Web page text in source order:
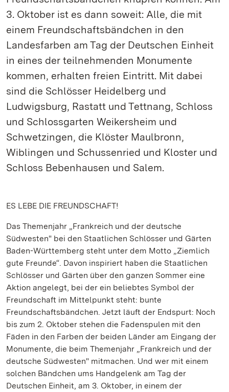
3. Oktober ist es dann soweit: Alle, die mit
einem Freundschaftsbändchen in den
Landesfarben am Tag der Deutschen Einheit
in eines der teilnehmenden Monumente
kommen, erhalten freien Eintritt. Mit dabei
sind die Schlösser Heidelberg und
Ludwigsburg, Rastatt und Tettnang, Schloss
und Schlossgarten Weikersheim und
Schwetzingen, die Klöster Maulbronn,
Wiblingen und Schussenried und Kloster und
Schloss Bebenhausen und Salem.
ES LEBE DIE FREUNDSCHAFT!
Das Themenjahr „Frankreich und der deutsche
Südwesten" bei den Staatlichen Schlösser und Gärten
Baden-Württemberg steht unter dem Motto „Ziemlich
gute Freunde“. Davon inspiriert haben die Staatlichen
Schlösser und Gärten über den ganzen Sommer eine
Aktion angelegt, bei der ein beliebtes Symbol der
Freundschaft im Mittelpunkt steht: bunte
Freundschaftsbändchen. Jetzt läuft der Endspurt: Noch
bis zum 2. Oktober stehen die Fadenspulen mit den
Fäden in den Farben der beiden Länder am Eingang der
Monumente, die beim Themenjahr „Frankreich und der
deutsche Südwesten" mitmachen. Und wer mit einem
solchen Bändchen ums Handgelenk am Tag der
Deutschen Einheit, am 3. Oktober, in einem der